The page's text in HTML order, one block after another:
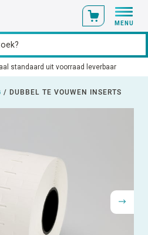
MENU
standaard uit voorraad leverbaar
/ DUBBEL TE VOUWEN INSERTS